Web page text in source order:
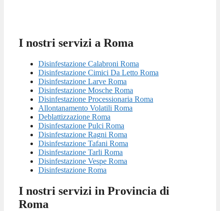
I nostri servizi a Roma
Disinfestazione Calabroni Roma
Disinfestazione Cimici Da Letto Roma
Disinfestazione Larve Roma
Disinfestazione Mosche Roma
Disinfestazione Processionaria Roma
Allontanamento Volatili Roma
Deblattizzazione Roma
Disinfestazione Pulci Roma
Disinfestazione Ragni Roma
Disinfestazione Tafani Roma
Disinfestazione Tarli Roma
Disinfestazione Vespe Roma
Disinfestazione Roma
I nostri servizi in Provincia di
Roma